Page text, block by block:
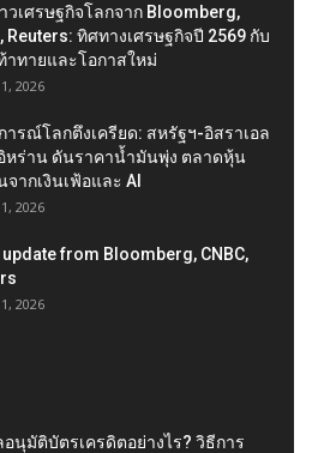
วเศรษฐกิจโลกจาก Bloomberg,
Reuters: ทิศทางเศรษฐกิจปี 2569 กับ
าทายและโอกาสใหม่
2026
ารณ์โลกตึงเครียด: สหรัฐฯ-อิสราเอล
หร่าน ดันราคาน้ำมันพุ่ง ตลาดหุ้น
ากเงินเฟ้อและ AI
2026
update from Bloomberg, CNBC,
2026
อนุมัติบัตรเครดิตอย่างไร? วิธีการ